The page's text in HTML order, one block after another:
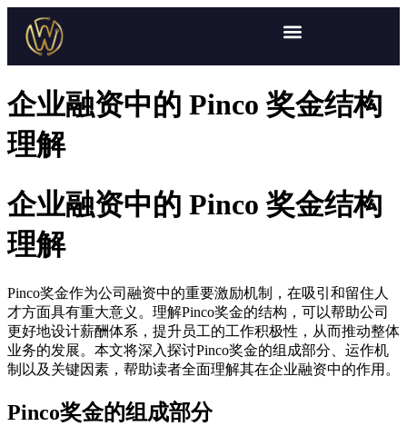
企业融资中的 Pinco 奖金结构
理解
企业融资中的 Pinco 奖金结构
理解
Pinco奖金作为公司融资中的重要激励机制，在吸引和留住人
才方面具有重大意义。理解Pinco奖金的结构，可以帮助公司
更好地设计薪酬体系，提升员工的工作积极性，从而推动整体
业务的发展。本文将深入探讨Pinco奖金的组成部分、运作机
制以及关键因素，帮助读者全面理解其在企业融资中的作用。
Pinco奖金的组成部分